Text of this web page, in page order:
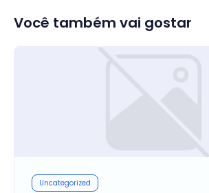
Você também vai gostar
Uncategorized